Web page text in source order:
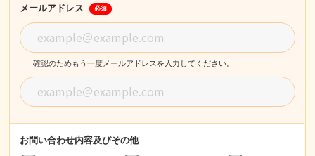
メールアドレス 必須
確認のためもう一度メールアドレスを入力してください。
お問い合わせ内容及びその他